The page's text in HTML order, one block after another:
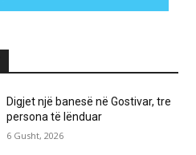
Digjet një banesë në Gostivar, tre
persona të lënduar
6 Gusht, 2026